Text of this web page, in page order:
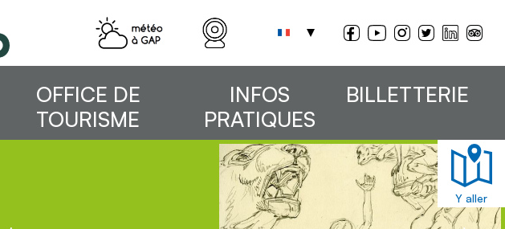
OFFICE DE
TOURISME
INFOS
PRATIQUES
BILLETTERIE
Y aller